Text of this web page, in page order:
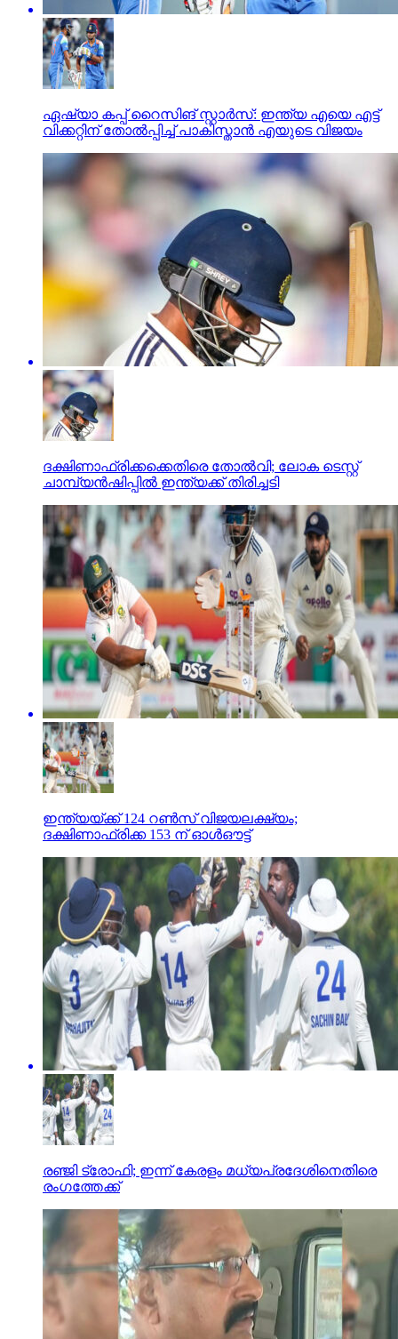
ഏഷ്യാ കപ്പ് റൈസിങ് സ്റ്റാര്‍സ്: ഇന്ത്യ എയെ എട്ട്
വിക്കറ്റിന് തോല്‍പ്പിച്ച് പാകിസ്താന്‍ എയുടെ വിജയം
ദക്ഷിണാഫ്രിക്കക്കെതിരെ തോല്‍വി; ലോക ടെസ്റ്റ്
ചാമ്പ്യന്‍ഷിപ്പില്‍ ഇന്ത്യക്ക് തിരിച്ചടി
ഇന്ത്യയ്ക്ക് 124 റണ്‍സ് വിജയലക്ഷ്യം;
ദക്ഷിണാഫ്രിക്ക 153 ന് ഓള്‍ഔട്ട്
രഞ്ജി ട്രോഫി; ഇന്ന് കേരളം മധ്യപ്രദേശിനെതിരെ
രംഗത്തേക്ക്